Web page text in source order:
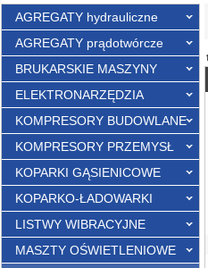
AGREGATY hydrauliczne
AGREGATY prądotwórcze
BRUKARSKIE MASZYNY
ELEKTRONARZĘDZIA
KOMPRESORY BUDOWLANE
KOMPRESORY PRZEMYSŁ
KOPARKI GĄSIENICOWE
KOPARKO-ŁADOWARKI
LISTWY WIBRACYJNE
MASZTY OŚWIETLENIOWE